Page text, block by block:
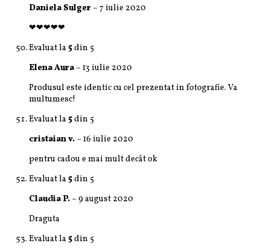
Daniela Sulger – 7 iulie 2020
❤❤❤❤❤
Evaluat la 5din 5
Elena Aura – 13 iulie 2020
Produsul este identic cu cel prezentat in fotografie. Va
multumesc!
Evaluat la 5din 5
cristaian v. – 16 iulie 2020
pentru cadou e mai mult decât ok
Evaluat la 5din 5
Claudia P. – 9 august 2020
Draguta
Evaluat la 5din 5